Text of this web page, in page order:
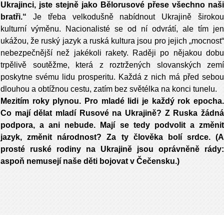
Ukrajinci, jste stejně jako Bělorusové přese všechno naši
bratři.“ Je třeba velkodušně nabídnout Ukrajině širokou
kulturní výměnu. Nacionalisté se od ní odvrátí, ale tím jen
ukážou, že ruský jazyk a ruská kultura jsou pro jejich „mocnost“
nebezpečnější než jakékoli rakety. Raději po nějakou dobu
trpělivě soutěžme, která z roztržených slovanských zemí
poskytne svému lidu prosperitu. Každá z nich má před sebou
dlouhou a obtížnou cestu, zatím bez světélka na konci tunelu.
Mezitím roky plynou. Pro mladé lidi je každý rok epocha.
Co mají dělat mladí Rusové na Ukrajině? Z Ruska žádná
podpora, a ani nebude. Mají se tedy podvolit a změnit
jazyk, změnit národnost? Za ty člověka bolí srdce. (A
prosté ruské rodiny na Ukrajině jsou oprávněně rády:
aspoň nemusejí naše děti bojovat v Čečensku.)